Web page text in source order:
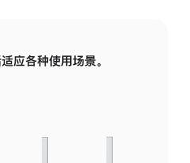
应各种使用场景。